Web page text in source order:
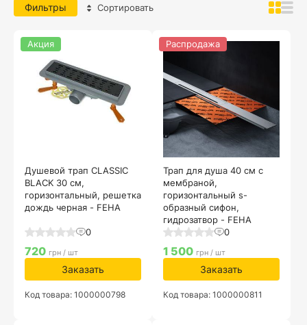
Фильтры Сортировать
Душевой трап CLASSIC
BLACK 30 см,
горизонтальный, решетка
дождь черная - FEHA
0
Акция
720 грн / шт
Заказать
Код товара: 1000000798
Трап для душа 40 см с
мембраной,
горизонтальный s-
образный сифон,
гидрозатвор - FEHA
0
Распродажа
1 500 грн / шт
Заказать
Код товара: 1000000811